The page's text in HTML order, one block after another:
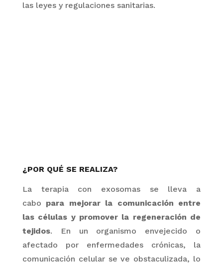
las leyes y regulaciones sanitarias.
¿POR QUÉ SE REALIZA?
La terapia con exosomas se lleva a
cabo para mejorar la comunicación entre
las células y promover la regeneración de
tejidos. En un organismo envejecido o
afectado por enfermedades crónicas, la
comunicación celular se ve obstaculizada, lo